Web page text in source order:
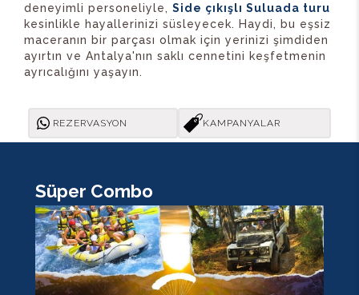
deneyimli personeliyle, Side çıkışlı Suluada turu
kesinlikle hayallerinizi süsleyecek. Haydi, bu eşsiz
maceranın bir parçası olmak için yerinizi şimdiden
ayırtın ve Antalya'nın saklı cennetini keşfetmenin
ayrıcalığını yaşayın.
REZERVASYON KAMPANYALAR
Süper Combo